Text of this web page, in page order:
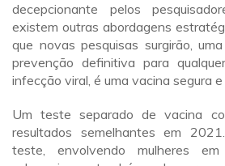
decepcionante pelos
existem outras abordagens
que novas pesquisas surgirão,
prevenção definitiva para
infecção viral, é uma vacina segura
Um teste separado de vacina
resultados semelhantes em
teste, envolvendo mulheres